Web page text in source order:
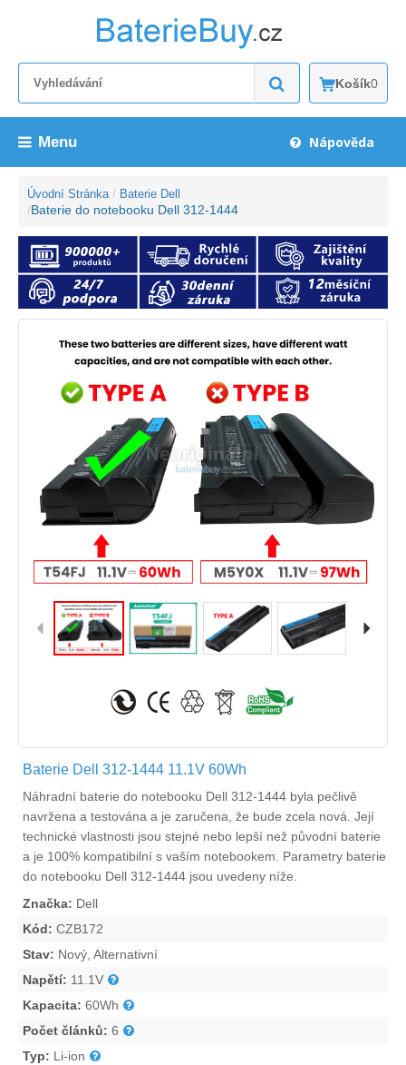
Košík0
Menu Nápověda
Úvodní Stránka Baterie Dell
Baterie do notebooku Dell 312-1444
Baterie Dell 312-1444 11.1V 60Wh
Náhradní baterie do notebooku Dell 312-1444 byla pečlivě
navržena a testována a je zaručena, že bude zcela nová. Její
technické vlastnosti jsou stejné nebo lepší než původní baterie
a je 100% kompatibilní s vaším notebookem. Parametry baterie
do notebooku Dell 312-1444 jsou uvedeny níže.
Značka: Dell
Kód: CZB172
Stav: Nový, Alternativní
Napětí: 11.1V
Kapacita: 60Wh
Počet článků: 6
Typ: Li-ion